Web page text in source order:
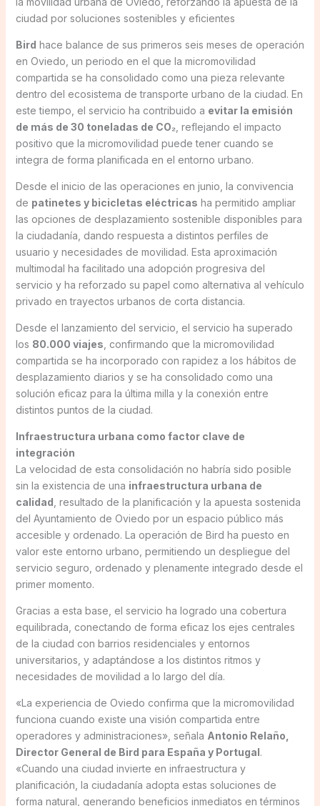
ciudad por soluciones sostenibles y eficientes
Bird hace balance de sus primeros seis meses de operación
en Oviedo, un periodo en el que la micromovilidad
compartida se ha consolidado como una pieza relevante
dentro del ecosistema de transporte urbano de la ciudad. En
este tiempo, el servicio ha contribuido a evitar la emisión
de más de 30 toneladas de CO₂, reflejando el impacto
positivo que la micromovilidad puede tener cuando se
integra de forma planificada en el entorno urbano.
Desde el inicio de las operaciones en junio, la convivencia
de patinetes y bicicletas eléctricas ha permitido ampliar
las opciones de desplazamiento sostenible disponibles para
la ciudadanía, dando respuesta a distintos perfiles de
usuario y necesidades de movilidad. Esta aproximación
multimodal ha facilitado una adopción progresiva del
servicio y ha reforzado su papel como alternativa al vehículo
privado en trayectos urbanos de corta distancia.
Desde el lanzamiento del servicio, el servicio ha superado
los 80.000 viajes , confirmando que la micromovilidad
compartida se ha incorporado con rapidez a los hábitos de
desplazamiento diarios y se ha consolidado como una
solución eficaz para la última milla y la conexión entre
distintos puntos de la ciudad.
Infraestructura urbana como factor clave de
integración
La velocidad de esta consolidación no habría sido posible
sin la existencia de una infraestructura urbana de
calidad , resultado de la planificación y la apuesta sostenida
del Ayuntamiento de Oviedo por un espacio público más
accesible y ordenado. La operación de Bird ha puesto en
valor este entorno urbano, permitiendo un despliegue del
servicio seguro, ordenado y plenamente integrado desde el
primer momento.
Gracias a esta base, el servicio ha logrado una cobertura
equilibrada, conectando de forma eficaz los ejes centrales
de la ciudad con barrios residenciales y entornos
universitarios, y adaptándose a los distintos ritmos y
necesidades de movilidad a lo largo del día.
«La experiencia de Oviedo confirma que la micromovilidad
funciona cuando existe una visión compartida entre
operadores y administraciones», señala Antonio Relaño,
Director General de Bird para España y Portugal.
«Cuando una ciudad invierte en infraestructura y
planificación, la ciudadanía adopta estas soluciones de
forma natural, generando beneficios inmediatos en términos